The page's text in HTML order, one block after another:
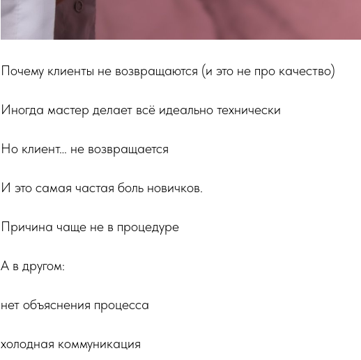
Почему клиенты не возвращаются (и это не про качество)
Иногда мастер делает всё идеально технически
Но клиент… не возвращается
И это самая частая боль новичков.
Причина чаще не в процедуре
А в другом:
нет объяснения процесса
холодная коммуникация